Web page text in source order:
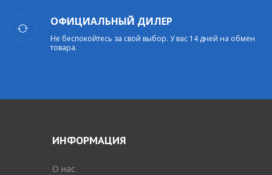
ОФИЦИАЛЬНЫЙ ДИЛЕР
Не беспокойтесь за свой выбор. У вас 14 дней на обмен
товара.
ИНФОРМАЦИЯ
O нас